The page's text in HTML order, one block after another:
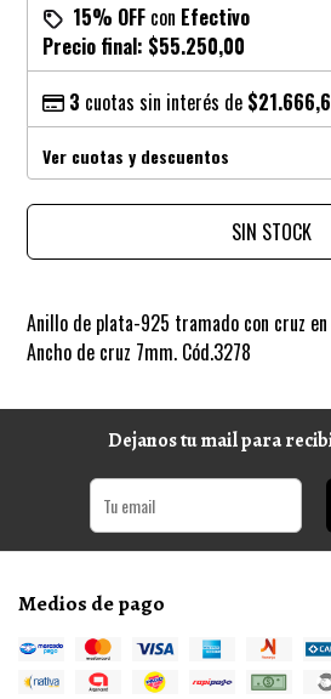
15% OFF con Efectivo
Precio final: $55.250,00
3 cuotas sin interés de
Ver cuotas y descuentos
SIN STOCK
Anillo de plata-925 tramado con cruz
Ancho de cruz 7mm. Cód.3278
Dejanos tu mail para
Medios de pago